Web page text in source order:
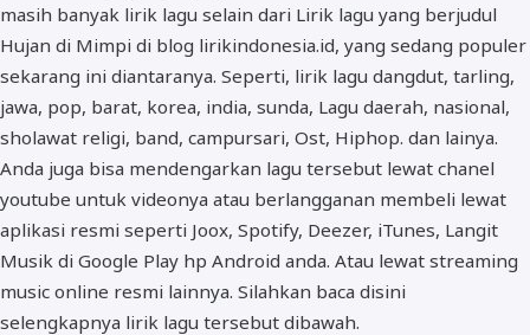
masih banyak lirik lagu selain dari Lirik lagu yang berjudul
Hujan di Mimpi di blog lirikindonesia.id, yang sedang populer
sekarang ini diantaranya. Seperti, lirik lagu dangdut, tarling,
jawa, pop, barat, korea, india, sunda, Lagu daerah, nasional,
sholawat religi, band, campursari, Ost, Hiphop. dan lainya.
Anda juga bisa mendengarkan lagu tersebut lewat chanel
youtube untuk videonya atau berlangganan membeli lewat
aplikasi resmi seperti Joox, Spotify, Deezer, iTunes, Langit
Musik di Google Play hp Android anda. Atau lewat streaming
music online resmi lainnya. Silahkan baca disini
selengkapnya lirik lagu tersebut dibawah.